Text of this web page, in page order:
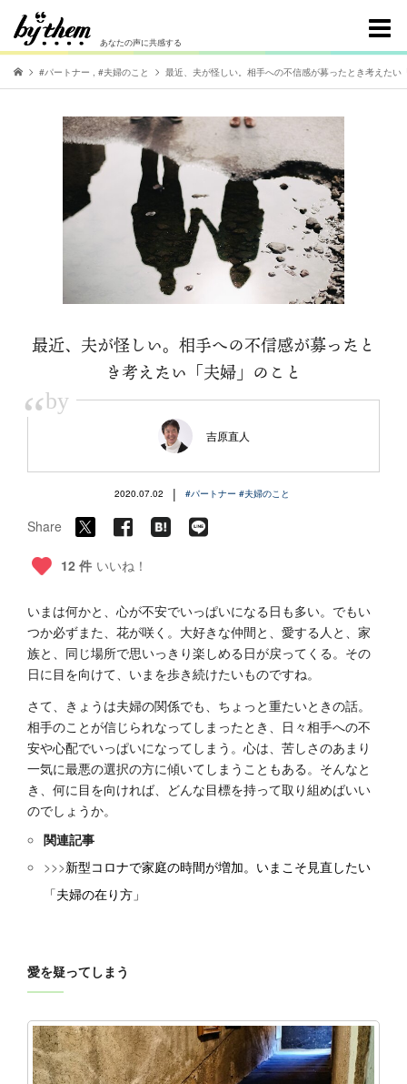
あなたの声に共感する
#パートナー , #夫婦のこと 最近、夫が怪しい。相手への不信感が募ったとき考えたい
最近、夫が怪しい。相手への不信感が募ったと
き考えたい「夫婦」のこと
“by
吉原直人
2020.07.02 | #パートナー #夫婦のこと
Share
12 件 いいね！
いまは何かと、心が不安でいっぱいになる日も多い。でもい
つか必ずまた、花が咲く。大好きな仲間と、愛する人と、家
族と、同じ場所で思いっきり楽しめる日が戻ってくる。その
日に目を向けて、いまを歩き続けたいものですね。
さて、きょうは夫婦の関係でも、ちょっと重たいときの話。
相手のことが信じられなってしまったとき、日々相手への不
安や心配でいっぱいになってしまう。心は、苦しさのあまり
一気に最悪の選択の方に傾いてしまうこともある。そんなと
き、何に目を向ければ、どんな目標を持って取り組めばいい
のでしょうか。
関連記事
>>>新型コロナで家庭の時間が増加。いまこそ見直したい
「夫婦の在り方」
愛を疑ってしまう